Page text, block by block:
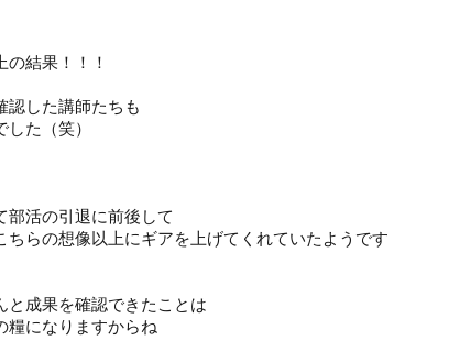
の結果！！！
認した講師たちも
た（笑）
部活の引退に前後して
ちらの想像以上にギアを上げてくれていたようです
と成果を確認できたことは
糧になりますからね